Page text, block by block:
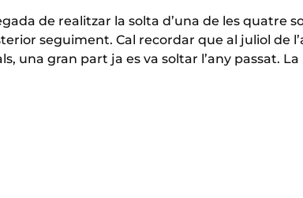
de realitzar la solta d’una de les quatre
seguiment. Cal recordar que al juliol de
una gran part ja es va soltar l’any passat.